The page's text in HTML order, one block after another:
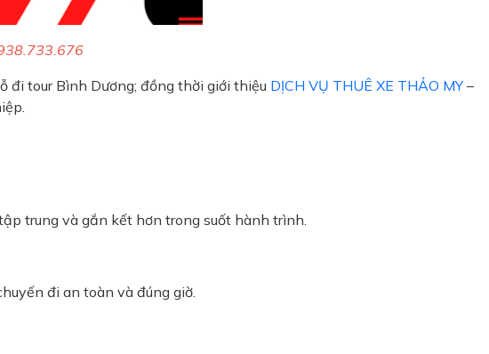
đi tour Bình Dương; đồng thời giới thiệu DỊCH VỤ THUÊ XE THẢO MY–
trung và gắn kết hơn trong suốt hành trình.
đi an toàn và đúng giờ.